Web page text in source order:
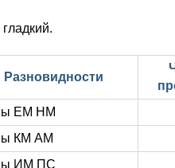
гладкий.
Разновидности
ЕМ НМ
КМ АМ
ИМ ПС